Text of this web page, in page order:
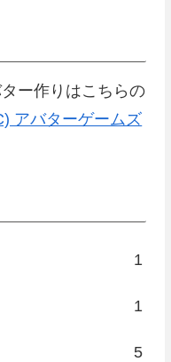
ー作りはこちらの
アバターゲームズ
1
1
5